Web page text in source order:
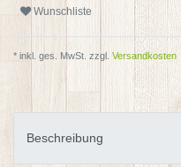
Wunschliste
* inkl. ges. MwSt. zzgl. Versandkosten
Beschreibung